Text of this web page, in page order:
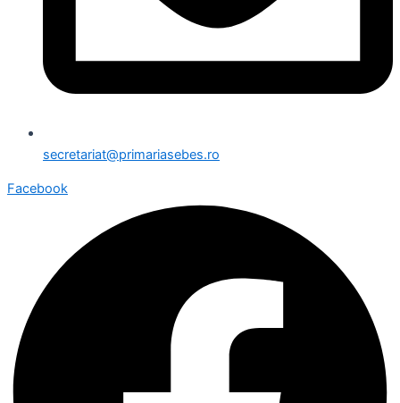
secretariat@primariasebes.ro
Facebook